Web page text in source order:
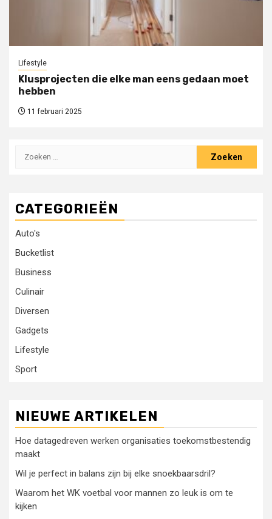
Lifestyle
Klusprojecten die elke man eens gedaan moet
hebben
11 februari 2025
Zoeken
CATEGORIEËN
Auto's
Bucketlist
Business
Culinair
Diversen
Gadgets
Lifestyle
Sport
NIEUWE ARTIKELEN
Hoe datagedreven werken organisaties toekomstbestendig
maakt
Wil je perfect in balans zijn bij elke snoekbaarsdril?
Waarom het WK voetbal voor mannen zo leuk is om te
kijken